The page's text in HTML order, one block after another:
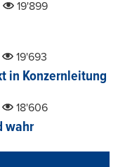
19'899
19'693
in Konzernleitung
18'606
wahr